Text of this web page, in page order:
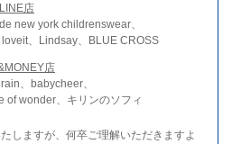
店
new york childrenswear、
、Lindsay、BLUE CROSS
店
、babycheer、
of wonder、キリンのソフィ
しますが、何卒ご理解いただきますよ